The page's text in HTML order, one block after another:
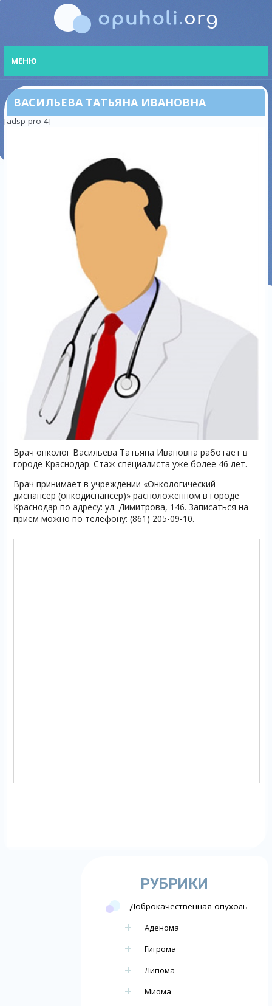
МЕНЮ
ВАСИЛЬЕВА ТАТЬЯНА ИВАНОВНА
[adsp-pro-4]
Врач онколог Васильева Татьяна Ивановна работает в
городе Краснодар. Стаж специалиста уже более 46 лет.
Врач принимает в учреждении «Онкологический
диспансер (онкодиспансер)» расположенном в городе
Краснодар по адресу: ул. Димитрова, 146. Записаться на
приём можно по телефону: (861) 205-09-10.
РУБРИКИ
Доброкачественная опухоль
Аденома
Гигрома
Липома
Миома